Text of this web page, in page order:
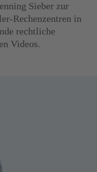
Sieber zur
Rechenzentren in
rechtliche
Videos.